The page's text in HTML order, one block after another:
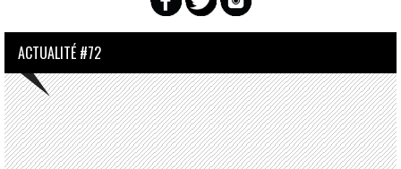
ACTUALITÉ #72